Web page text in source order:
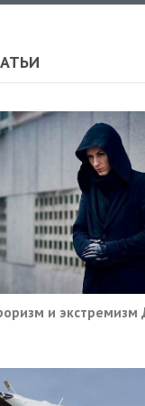
и экстремизм